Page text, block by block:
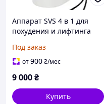
Аппарат SVS 4 в 1 для
похудения и лифтинга
RF
Под заказ
от900₴/мес
9 000₴
Купить